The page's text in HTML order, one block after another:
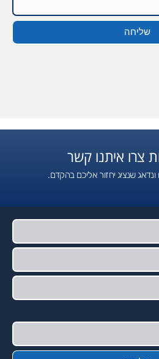
שליחה
צרו איתנו קשר
שנציג יחזור אליכם בהקדם.